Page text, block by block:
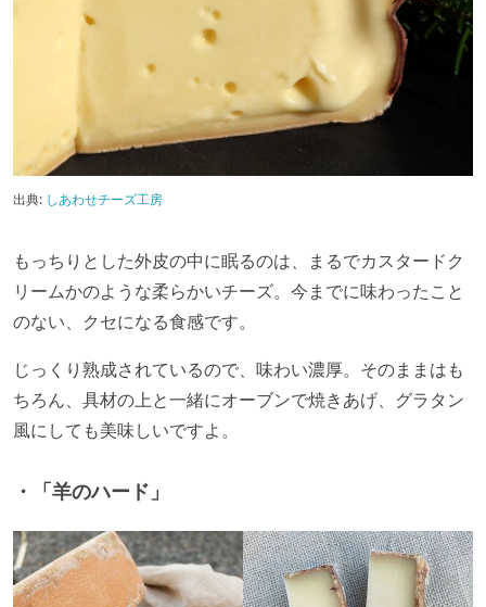
出典: しあわせチーズ工房
もっちりとした外皮の中に眠るのは、まるでカスタードク
リームかのような柔らかいチーズ。今までに味わったこと
のない、クセになる食感です。
じっくり熟成されているので、味わい濃厚。そのままはも
ちろん、具材の上と一緒にオーブンで焼きあげ、グラタン
風にしても美味しいですよ。
・「羊のハード」